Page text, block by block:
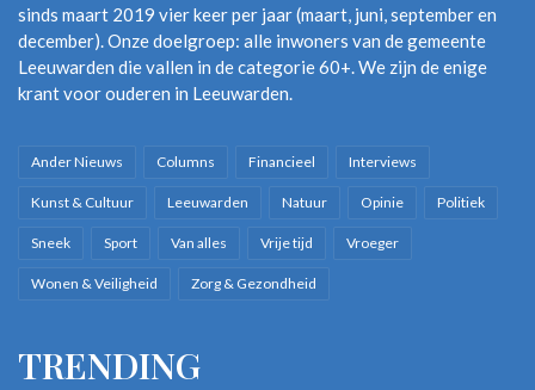
sinds maart 2019 vier keer per jaar (maart, juni, september en
december). Onze doelgroep: alle inwoners van de gemeente
Leeuwarden die vallen in de categorie 60+. We zijn de enige
krant voor ouderen in Leeuwarden.
Ander Nieuws Columns Financieel Interviews
Kunst & Cultuur Leeuwarden Natuur Opinie Politiek
Sneek Sport Van alles Vrije tijd Vroeger
Wonen & Veiligheid Zorg & Gezondheid
TRENDING